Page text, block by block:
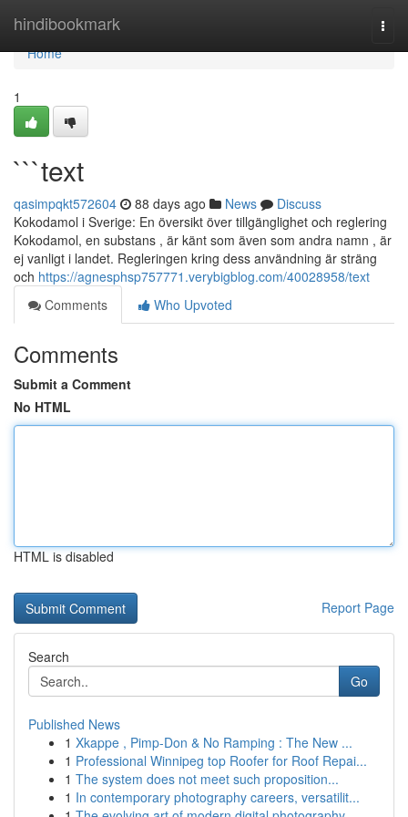
hindibookmark
Home
Home
1
```text
qasimpqkt572604 88 days ago News
Discuss
Kokodamol i Sverige: En översikt över tillgänglighet och reglering
Kokodamol, en substans , är känt som även som andra namn , är
ej vanligt i landet. Regleringen kring dess användning är sträng
och https://agnesphsp757771.verybigblog.com/40028958/text
Comments
Who Upvoted
Comments
Submit a Comment
No HTML
HTML is disabled
Report Page
Search
Go
Published News
1 Xkappe , Pimp-Don & No Ramping : The New ...
1 Professional Winnipeg top Roofer for Roof Repai...
1 The system does not meet such proposition...
1 In contemporary photography careers, versatilit...